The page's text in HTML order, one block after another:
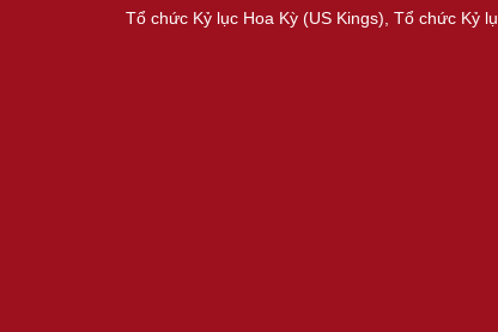
Tổ chức Kỷ lục Hoa Kỳ (US Kings), Tổ chức Kỷ